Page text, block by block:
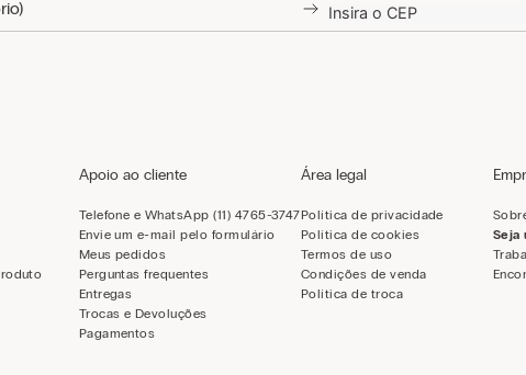
Apoio ao cliente
Telefone e WhatsApp (11) 4765-3747
Envie um e-mail pelo formulário
Meus pedidos
Perguntas frequentes
Entregas
Trocas e Devoluções
Pagamentos
Área legal
Política de privacidade
Política de cookies
Termos de uso
Condições de venda
Política de troca
Seja